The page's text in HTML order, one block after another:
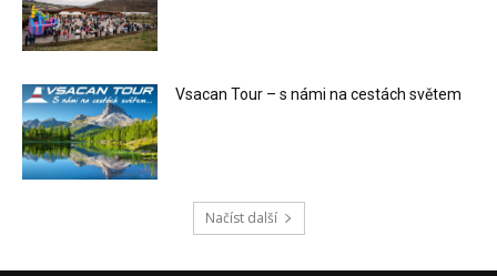
Vsacan Tour – s námi na cestách světem
Načíst další